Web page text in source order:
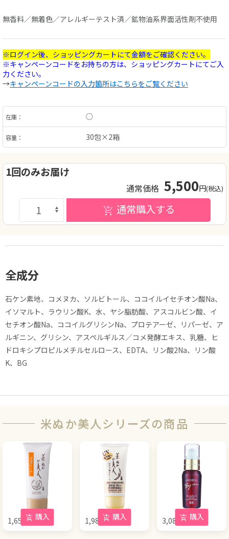
無香料／無着色／アレルギーテスト済／鉱物油系界面活性剤不使用
※ログイン後、ショッピングカートにて金額をご確認ください。
※キャンペーンコードをお持ちの方は、ショッピングカートにてご入
力ください。
→キャンペーンコードの入力箇所はこちらをご覧ください
在庫： ○
容量： 30包×2箱
1回のみお届け
通常価格 5,500円(税込)
通常購入する
全成分
石ケン素地、コメヌカ、ソルビトール、ココイルイセチオン酸Na、
イソマルト、ラウリン酸K、水、ヤシ脂肪酸、アスコルビン酸、イ
セチオン酸Na、ココイルグリシンNa、プロテアーゼ、リパーゼ、ア
ルギニン、グリシン、アスペルギルス／コメ発酵エキス、乳糖、ヒ
ドロキシプロピルメチルセルロース、EDTA、リン酸2Na、リン酸
K、BG
米ぬか美人シリーズの商品
1,650 円 (税込)
購入 1,980 円 (税込)
購入 3,080 円 (税込)
購入